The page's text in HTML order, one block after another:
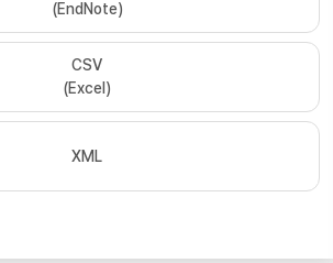
(EndNote)
CSV
(Excel)
XML